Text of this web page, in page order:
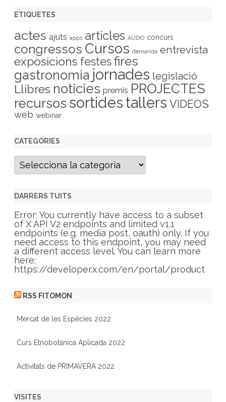
ETIQUETES
actes ajuts apps articles AUDIO concurs
congressos Cursos demanda entrevista
exposicions festesfires
gastronomia jornades legislació
Llibres noticies premis PROJECTES
recursos sortides tallers VIDEOS
web webinar
CATEGORIES
C
g
r
i
e
s
DARRERS TUITS
Error: You currently have access to a subset
of X API V2 endpoints and limited v1.1
endpoints (e.g. media post, oauth) only. If you
need access to this endpoint, you may need
a different access level. You can learn more
here:
https://developer.x.com/en/portal/product
RSS FITOMON
Mercat de les Espècies 2022
Curs Etnobotánica Aplicada 2022
Activitats de PRIMAVERA 2022
VISITES